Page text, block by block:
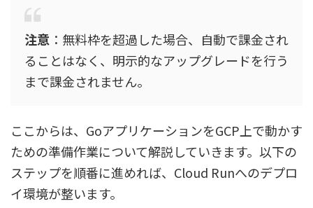
注意 ：無料枠を超過した場合、自動で課金され
ることはなく、明示的なアップグレードを行う
まで課金されません。
ここからは、GoアプリケーションをGCP上で動かす
ための準備作業について解説していきます。以下の
ステップを順番に進めれば、Cloud Runへのデプロ
イ環境が整います。